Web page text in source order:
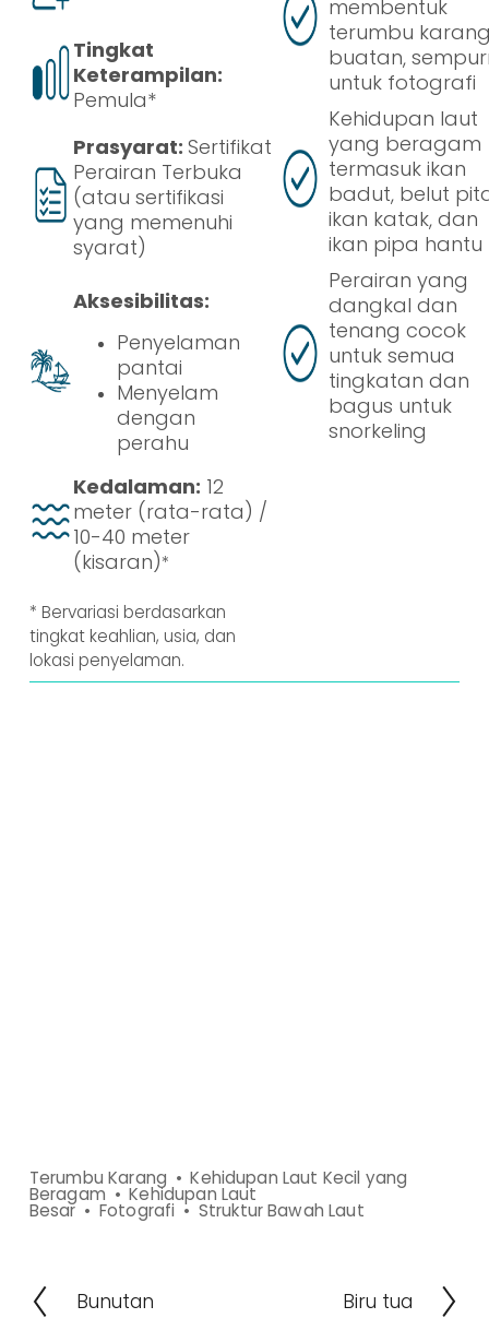
Tingkat
Keterampilan:
Pemula*
Prasyarat: Sertifikat
Perairan Terbuka
(atau sertifikasi
yang memenuhi
syarat)
Aksesibilitas:
Penyelaman
pantai
Menyelam
dengan
perahu
Kedalaman: 12
meter (rata-rata) /
10-40 meter
(kisaran)*
membentuk
terumbu
buatan,
untuk fotografi
Kehidupan laut
yang beragam
termasuk ikan
badut, belut
ikan katak, dan
ikan pipa hantu
Perairan yang
dangkal dan
tenang cocok
untuk semua
tingkatan dan
bagus untuk
snorkeling
* Bervariasi berdasarkan
tingkat keahlian, usia, dan
lokasi penyelaman.
Terumbu Karang Kehidupan Laut Kecil yang
Beragam Kehidupan Laut
Besar Fotografi Struktur Bawah Laut
S
Bunutan
B
Biru tua